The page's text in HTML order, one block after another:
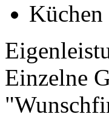
Küchen
Einzelne